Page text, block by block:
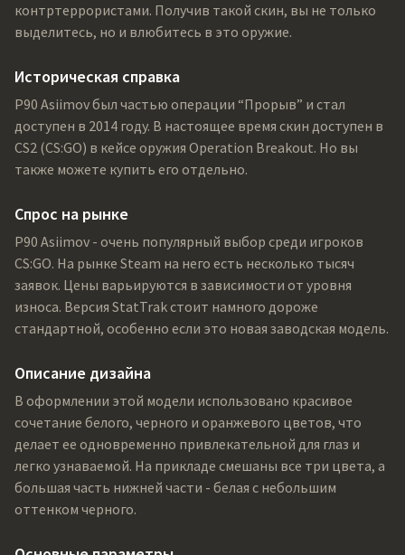
контртеррористами. Получив такой скин, вы не только
выделитесь, но и влюбитесь в это оружие.
Историческая справка
P90 Asiimov был частью операции “Прорыв” и стал
доступен в 2014 году. В настоящее время скин доступен в
CS2 (CS:GO) в кейсе оружия Operation Breakout. Но вы
также можете купить его отдельно.
Спрос на рынке
P90 Asiimov - очень популярный выбор среди игроков
CS:GO. На рынке Steam на него есть несколько тысяч
заявок. Цены варьируются в зависимости от уровня
износа. Версия StatTrak стоит намного дороже
стандартной, особенно если это новая заводская модель.
Описание дизайна
В оформлении этой модели использовано красивое
сочетание белого, черного и оранжевого цветов, что
делает ее одновременно привлекательной для глаз и
легко узнаваемой. На прикладе смешаны все три цвета, а
большая часть нижней части - белая с небольшим
оттенком черного.